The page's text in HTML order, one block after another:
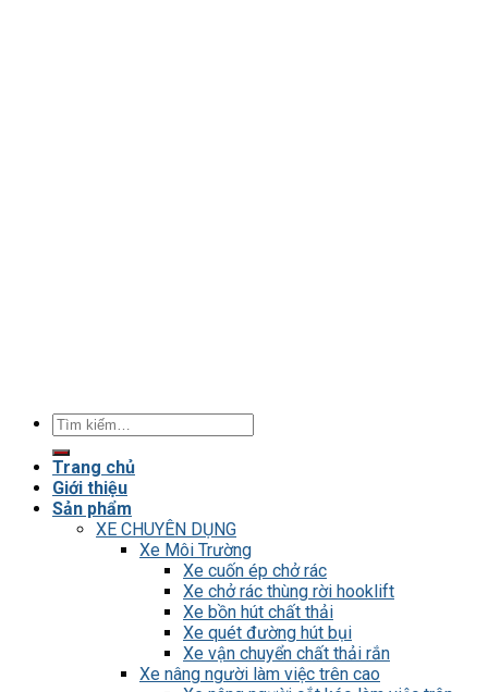
Tìm
Trang chủ
Giới thiệu
Sản phẩm
XE CHUYÊN DỤNG
Xe Môi Trường
Xe cuốn ép chở rác
Xe chở rác thùng rời hooklift
Xe bồn hút chất thải
Xe quét đường hút bụi
Xe vận chuyển chất thải rắn
Xe nâng người làm việc trên cao